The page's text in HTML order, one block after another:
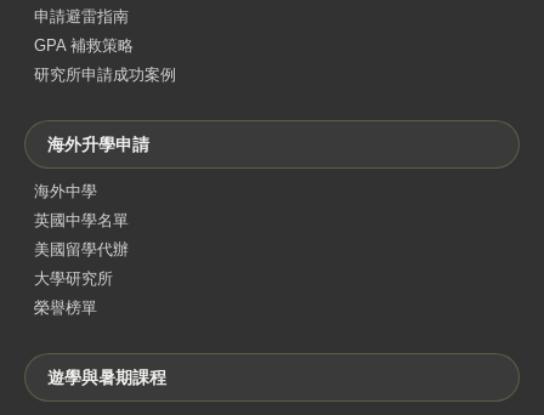
申請避雷指南
GPA 補救策略
研究所申請成功案例
海外升學申請
海外中學
英國中學名單
美國留學代辦
大學研究所
榮譽榜單
遊學與暑期課程